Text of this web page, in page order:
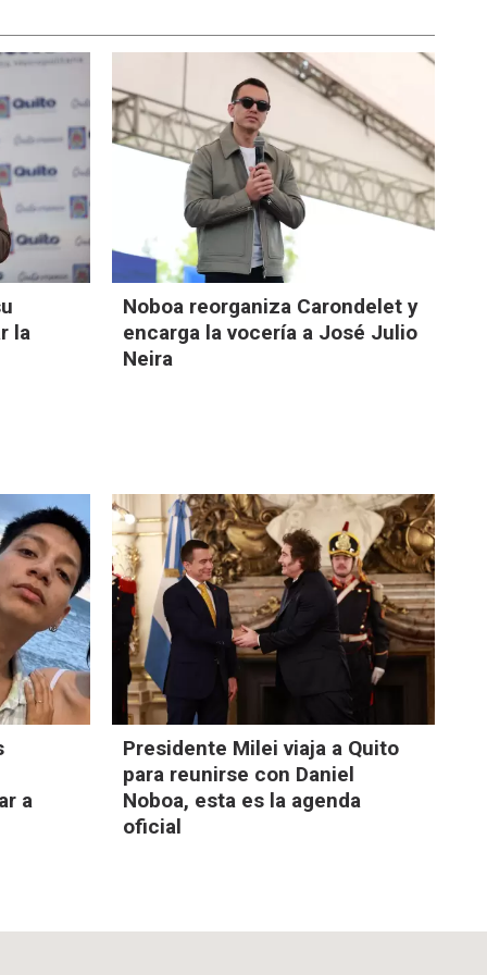
la
Noboa reorganiza Carondelet y
encarga la vocería a José Julio
Neira
a
Presidente Milei viaja a Quito
para reunirse con Daniel
Noboa, esta es la agenda
oficial